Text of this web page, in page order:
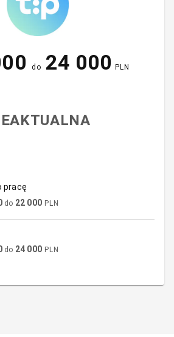
do 24 000 PLN
pracę
do 22 000 PLN
do 24 000 PLN